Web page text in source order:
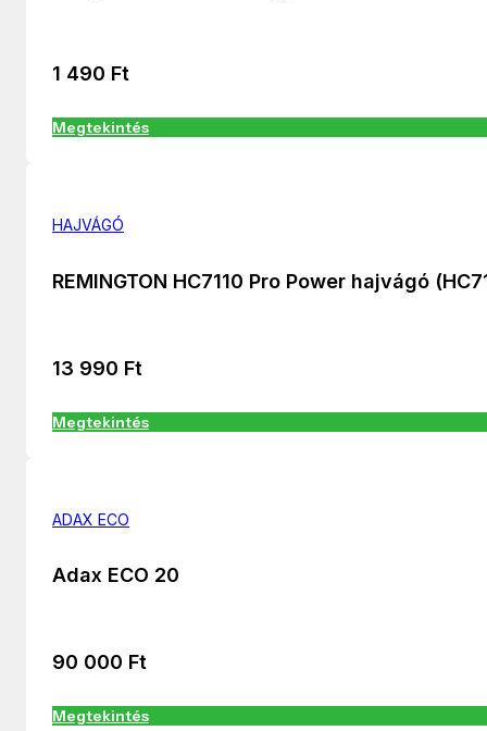
1 490 Ft
Megtekintés
HAJVÁGÓ
REMINGTON HC7110 Pro Power hajvágó
13 990 Ft
Megtekintés
ADAX ECO
Adax ECO 20
90 000 Ft
Megtekintés